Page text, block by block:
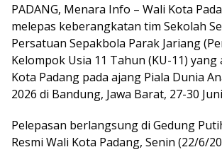
PADANG, Menara Info – Wali Kota
melepas keberangkatan tim Sekolah
Persatuan Sepakbola Parak Jariang
Kelompok Usia 11 Tahun (KU-11) yang
Kota Padang pada ajang Piala Dunia
2026 di Bandung, Jawa Barat, 27-30
Pelepasan berlangsung di Gedung
Resmi Wali Kota Padang, Senin (22/6/